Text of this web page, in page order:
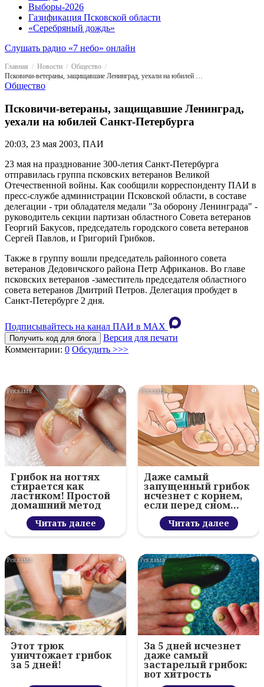
Выборы-2026
Газификация Псковской области
«Серебряный дождь»
Слушать радио «7 небо» онлайн
Главная Новости
Общество
Псковичи-ветераны, защищавшие Ленинград, уехали на юбилей Санкт-Петербурга
Общество
Псковичи-ветераны, защищавшие Ленинград,
уехали на юбилей Санкт-Петербурга
20:03, 23 мая 2003, ПАИ
23 мая на празднование 300-летия Санкт-Петербурга
отправилась группа псковских ветеранов Великой
Отечественной войны. Как сообщили корреспонденту ПАИ в
пресс-службе администрации Псковской области, в составе
делегации - три обладателя медали "За оборону Ленинграда" -
руководитель секции партизан областного Совета ветеранов
Георгий Бакусов, председатель городского совета ветеранов
Сергей Павлов, и Григорий Грибков.
Также в группу вошли председатель районного совета
ветеранов Дедовичского района Петр Африканов. Во главе
псковских ветеранов -заместитель председателя областного
совета ветеранов Дмитрий Петров. Делегация пробудет в
Санкт-Петербурге 2 дня.
Подписывайтесь на канал ПАИ в MAХ
Получить код для блога
Версия для печати
Комментарии: 0 Обсудить >>>
i
Грибок на ногтях
стирается как
ластиком! Простой
домашний метод
Читать далее
i
Даже самый
запущенный грибок
исчезнет с корнем,
если перед сном…
Читать далее
i
Этот трюк
уничтожает грибок
за 5 дней!
i
За 5 дней исчезнет
даже самый
застарелый грибок:
вот хитрость